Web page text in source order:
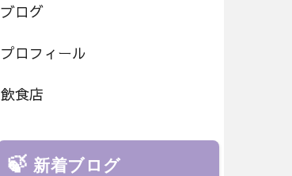
ブログ
プロフィール
飲食店
新着ブログ